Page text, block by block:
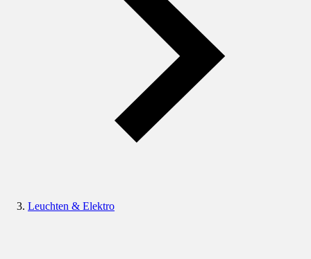
Leuchten & Elektro